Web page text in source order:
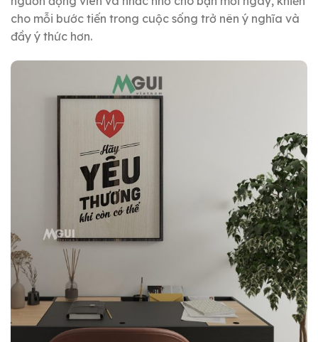
cho mỗi bước tiến trong cuộc sống trở nên ý nghĩa và
đầy ý thức hơn.